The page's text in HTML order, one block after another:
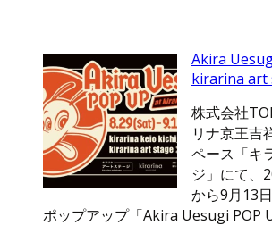
Akira
kirarina art
株式会社
リナ京王吉
ペース「キ
ジ」にて、
から9月13
ポップアップ「Akira Uesugi POP